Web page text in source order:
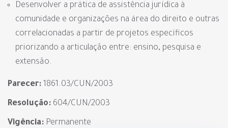
Desenvolver a prática de assistência jurídica à
comunidade e organizações na área do direito e outras
correlacionadas a partir de projetos específicos
priorizando a articulação entre: ensino, pesquisa e
extensão.
Parecer: 1861.03/CUN/2003
Resolução: 604/CUN/2003
Vigência: Permanente